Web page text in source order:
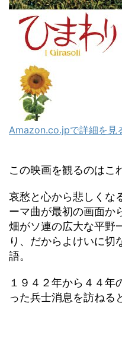
Amazon.co.jpで詳細を見
この映画を観るのはこ
哀愁と心から悲しくな
ーマ曲が最初の画面か
畑がソ連の広大な平野
り、だからよけいに切
語。
１９４２年から４４年
った兵士消息を訪ねる